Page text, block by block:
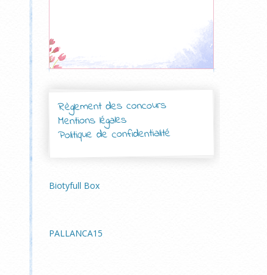
Règlement des concours
Mentions légales
Politique de confidentialité
Biotyfull Box
PALLANCA15